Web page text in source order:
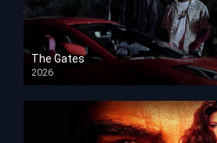
The Gates
2026
HD 1080p